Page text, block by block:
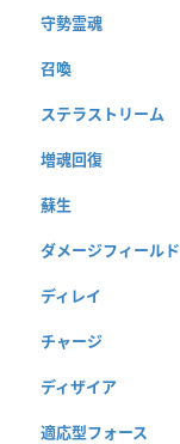
守勢霊魂
召喚
ステラストリーム
増魂回復
蘇生
ダメージフィールド
ディレイ
チャージ
ディザイア
適応型フォース